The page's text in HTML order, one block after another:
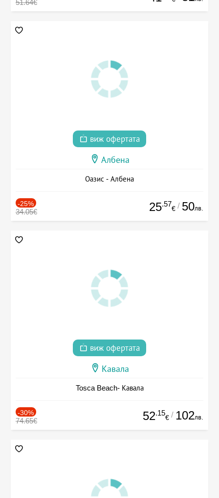
51.64€
виж офертата
Албена
Оазис - Албена
-25%
34.05€ 25.57
€ / 50лв.
виж офертата
Кавала
Tosca Beach- Кавала
-30%
74.65€ 52.15
€ / 102лв.